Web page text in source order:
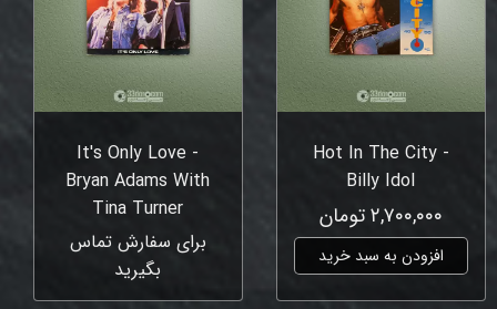
Hot In The City -
Billy Idol
۲,۷۰۰,۰۰۰ تومان
افزودن به سبد خرید
It's Only Love -
Bryan Adams With
Tina Turner
برای سفارش تماس
بگیرید